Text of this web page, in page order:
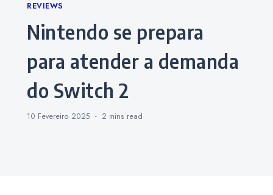
Categories
REVIEWS
Nintendo se prepara
para atender a demanda
do Switch 2
10 Fevereiro 2025 2 mins read